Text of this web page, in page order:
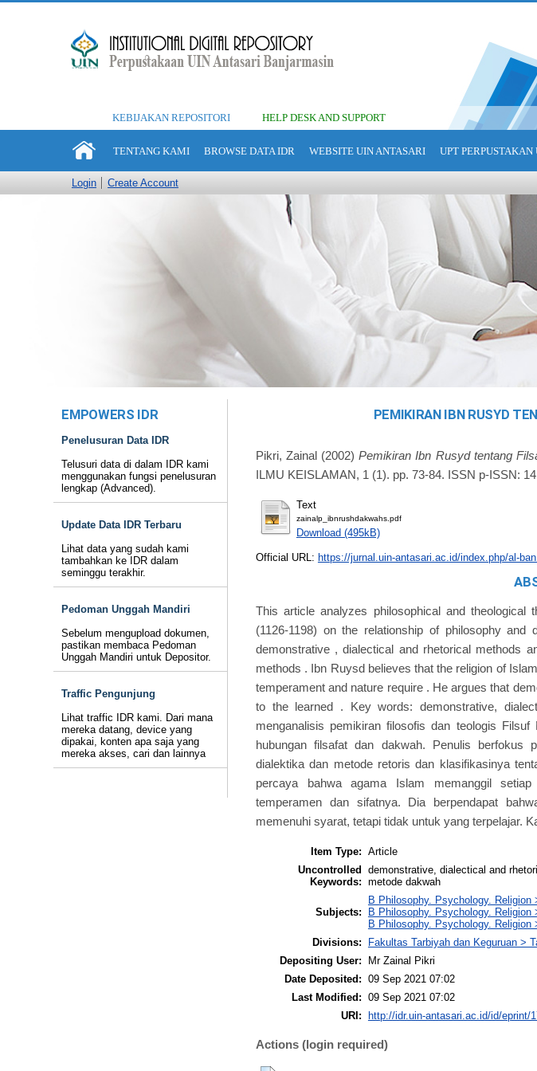
KEBIJAKAN REPOSITORI HELP DESK AND SUPPORT
TENTANG KAMI BROWSE DATA IDR WEBSITE UIN ANTASARI UPT
Login Create Account
EMPOWERS IDR
Penelusuran Data IDR
Telusuri data di dalam IDR kami
menggunakan fungsi penelusuran
lengkap (Advanced).
Update Data IDR Terbaru
Lihat data yang sudah kami
tambahkan ke IDR dalam
seminggu terakhir.
Pedoman Unggah Mandiri
Sebelum mengupload dokumen,
pastikan membaca Pedoman
Unggah Mandiri untuk Depositor.
Traffic Pengunjung
Lihat traffic IDR kami. Dari mana
mereka datang, device yang
dipakai, konten apa saja yang
mereka akses, cari dan lainnya
PEMIKIRAN IBN RUSYD
Pikri, Zainal (2002)Pemikiran Ibn Rusyd tentang
ILMU KEISLAMAN, 1 (1). pp. 73-84. ISSN p-ISSN:
Text
zainalp_ibnrushdakwahs.pdf
Download (495kB)
Official URL: https://jurnal.uin-antasari.ac.id/index.php/al-
This article analyzes philosophical and
(1126-1198) on the relationship of philosophy
demonstrative , dialectical and rhetorical methods
methods . Ibn Ruysd believes that the religion of
temperament and nature require . He argues that
to the learned . Key words: demonstrative,
menganalisis pemikiran filosofis dan teologis
hubungan filsafat dan dakwah. Penulis berfokus
dialektika dan metode retoris dan klasifikasinya
percaya bahwa agama Islam memanggil
temperamen dan sifatnya. Dia berpendapat
memenuhi syarat, tetapi tidak untuk yang terpelajar.
Item Type: Article
Uncontrolled
Keywords:
demonstrative, dialectical and
metode dakwah
Subjects:
B Philosophy. Psychology. Religion
B Philosophy. Psychology. Religion
B Philosophy. Psychology.
Divisions:
Fakultas Tarbiyah dan Keguruan >
Depositing User:
Mr Zainal Pikri
Date Deposited: 09 Sep 2021 07:02
Last Modified: 09 Sep 2021 07:02
URI: http://idr.uin-antasari.ac.id/id/eprint/
Actions (login required)